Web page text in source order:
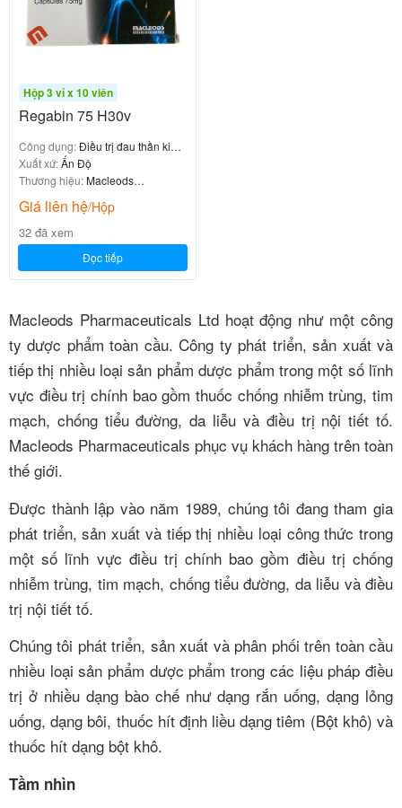
Hộp 3 vỉ x 10 viên
Regabin 75 H30v
Công dụng:Điều trị đau thần kinh
ngoại vi
Xuất xứ:Ấn Độ
Thương hiệu:Macleods
Giá liên hệ/Hộp
32 đã xem
Đọc tiếp
Macleods Pharmaceuticals Ltd hoạt động như một công
ty dược phẩm toàn cầu. Công ty phát triển, sản xuất và
tiếp thị nhiều loại sản phẩm dược phẩm trong một số lĩnh
vực điều trị chính bao gồm thuốc chống nhiễm trùng, tim
mạch, chống tiểu đường, da liễu và điều trị nội tiết tố.
Macleods Pharmaceuticals phục vụ khách hàng trên toàn
thế giới.
Được thành lập vào năm 1989, chúng tôi đang tham gia
phát triển, sản xuất và tiếp thị nhiều loại công thức trong
một số lĩnh vực điều trị chính bao gồm điều trị chống
nhiễm trùng, tim mạch, chống tiểu đường, da liễu và điều
trị nội tiết tố.
Chúng tôi phát triển, sản xuất và phân phối trên toàn cầu
nhiều loại sản phẩm dược phẩm trong các liệu pháp điều
trị ở nhiều dạng bào chế như dạng rắn uống, dạng lỏng
uống, dạng bôi, thuốc hít định liều dạng tiêm (Bột khô) và
thuốc hít dạng bột khô.
Tầm nhìn